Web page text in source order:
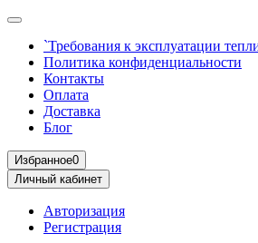
`Требования к эксплуатации
Политика конфиденциальности
Контакты
Оплата
Доставка
Блог
Избранное0
Личный кабинет
Авторизация
Регистрация